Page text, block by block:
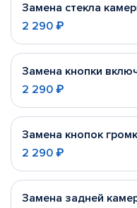
Замена стекла
2 290 ₽
Замена кнопки
2 290 ₽
Замена кнопок
2 290 ₽
Замена задней